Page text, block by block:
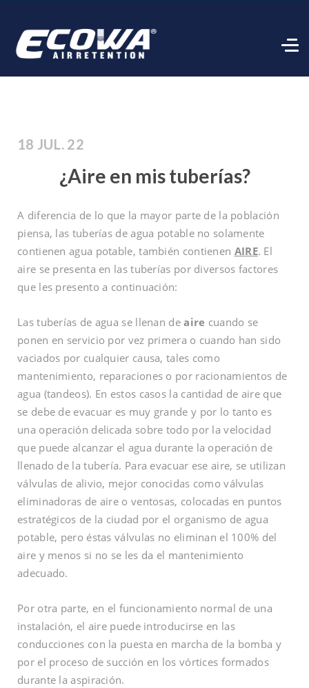
18 JUL. 22
¿Aire en mis tuberías?
A diferencia de lo que la mayor parte de la población
piensa, las tuberías de agua potable no solamente
contienen agua potable, también contienen AIRE. El
aire se presenta en las tuberías por diversos factores
que les presento a continuación:
Las tuberías de agua se llenan deaire cuando se
ponen en servicio por vez primera o cuando han sido
vaciados por cualquier causa, tales como
mantenimiento, reparaciones o por racionamientos de
agua (tandeos). En estos casos la cantidad de aire que
se debe de evacuar es muy grande y por lo tanto es
una operación delicada sobre todo por la velocidad
que puede alcanzar el agua durante la operación de
llenado de la tubería. Para evacuar ese aire, se utilizan
válvulas de alivio, mejor conocidas como válvulas
eliminadoras de aire o ventosas, colocadas en puntos
estratégicos de la ciudad por el organismo de agua
potable, pero éstas válvulas no eliminan el 100% del
aire y menos si no se les da el mantenimiento
adecuado.
Por otra parte, en el funcionamiento normal de una
instalación, el aire puede introducirse en las
conducciones con la puesta en marcha de la bomba y
por el proceso de succión en los vórtices formados
durante la aspiración.